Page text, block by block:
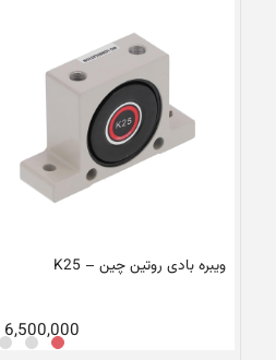
ویبره بادی روتین چین – K25
6,500,000